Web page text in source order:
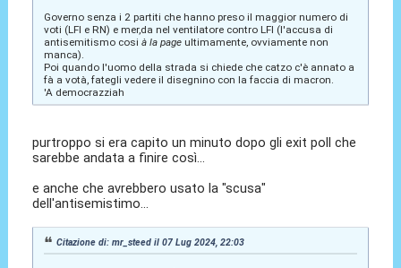
Governo senza i 2 partiti che hanno preso il maggior numero di
voti (LFI e RN) e mer,da nel ventilatore contro LFI (l'accusa di
antisemitismo cosi à la pageultimamente, ovviamente non
manca).
Poi quando l'uomo della strada si chiede che catzo c'è annato a
fà a votà, fategli vedere il disegnino con la faccia di macron.
'A democrazziah
purtroppo si era capito un minuto dopo gli exit poll che
sarebbe andata a finire così...
e anche che avrebbero usato la "scusa"
dell'antisemistimo...
Citazione di: mr_steed il 07 Lug 2024, 22:03